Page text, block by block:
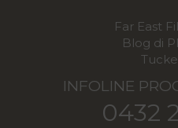
Far East
Blog di
INFOLINE
0432